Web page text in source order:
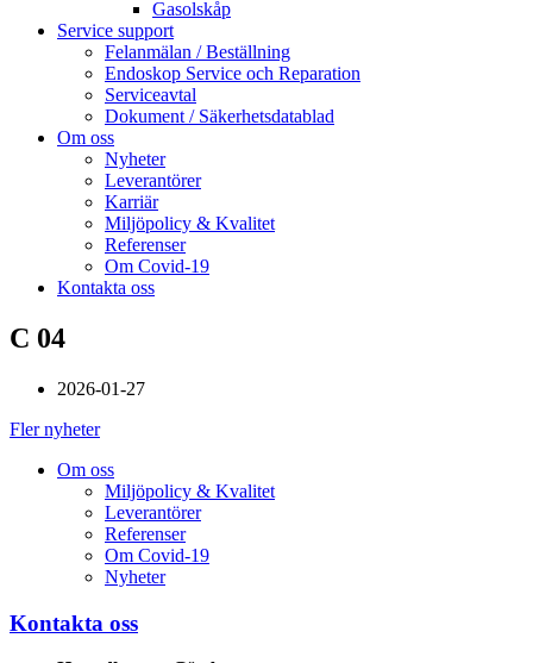
Gasolskåp
Service support
Felanmälan / Beställning
Endoskop Service och Reparation
Serviceavtal
Dokument / Säkerhetsdatablad
Om oss
Nyheter
Leverantörer
Karriär
Miljöpolicy & Kvalitet
Referenser
Om Covid-19
Kontakta oss
C 04
2026-01-27
Fler nyheter
Om oss
Miljöpolicy & Kvalitet
Leverantörer
Referenser
Om Covid-19
Nyheter
Kontakta oss